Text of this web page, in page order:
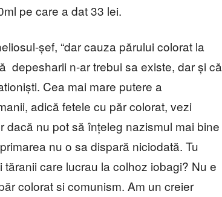
pe care a dat 33 lei.
șef, “dar cauza părului colorat la
depesharii n-ar trebui sa existe, dar și că
Cea mai mare putere a
adică fetele cu păr colorat, vezi
dacă nu pot să înțeleg nazismul mai bine
nu o sa dispară niciodată. Tu
care lucrau la colhoz iobagi? Nu e
colorat si comunism. Am un creier